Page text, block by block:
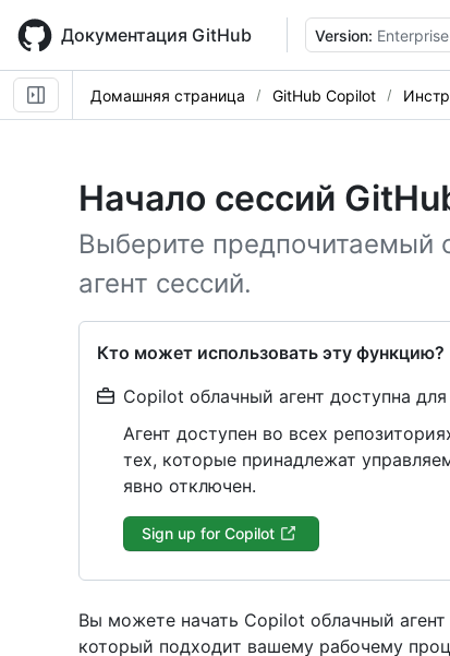
main
content
Документация GitHub Version:
Домашняя страница GitHub Copilot
Начало сессий
Выберите предпочитаемый
агент сессий.
Кто может использовать эту функцию?
Copilot облачный агент доступна
Агент доступен во всех
тех, которые принадлежат
явно отключен.
Sign up for Copilot
Вы можете начать Copilot облачный
который подходит вашему рабочему